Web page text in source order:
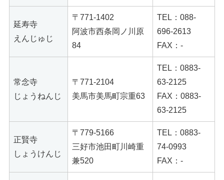
延寿寺
えんじゅじ
〒771-1402
阿波市西条岡ノ川原
84
TEL：088-
696-2613
FAX：-
常念寺
じょうねんじ
〒771-2104
美馬市美馬町宗重63
TEL：0883-
63-2125
FAX：0883-
63-2125
正賢寺
しょうけんじ
〒779-5166
三好市池田町川崎重
兼520
TEL：0883-
74-0993
FAX：-